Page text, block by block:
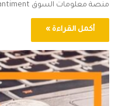
منصة معلومات السوق Santiment، ارتفع مؤشر القوة النسبية لعملة…
أكمل القراءة »